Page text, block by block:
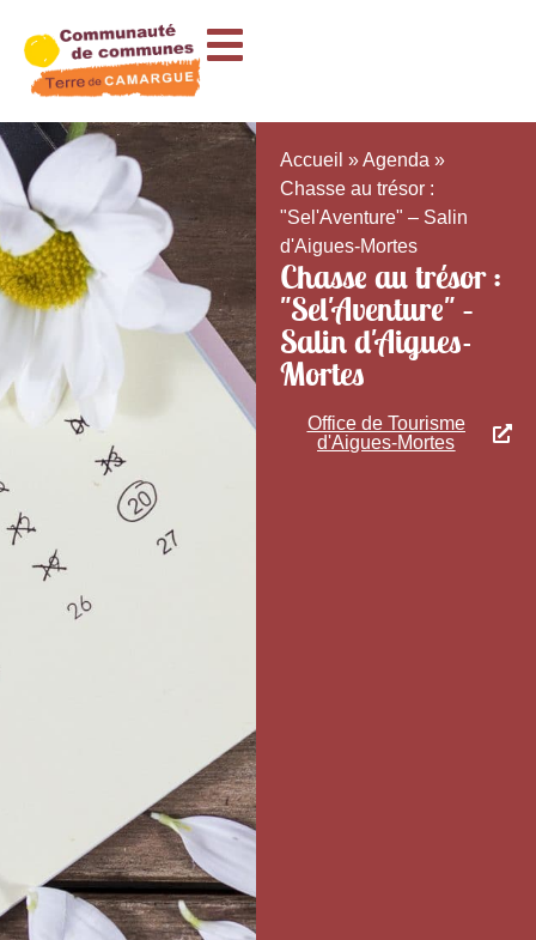
Accueil »Agenda »
Chasse au trésor :
"Sel'Aventure" – Salin
d'Aigues-Mortes
Chasse au trésor :
"Sel'Aventure" –
Salin d'Aigues-
Mortes
Office de Tourisme
d'Aigues-Mortes